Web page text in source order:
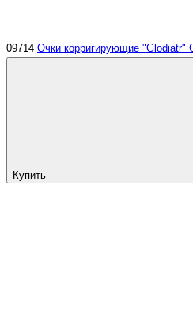
09714 Очки корригирующие "Glodiatr"
Купить